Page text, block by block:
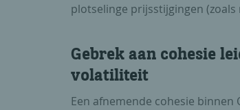
plotselinge prijsstijgingen
Gebrek aan cohesie
volatiliteit
Een afnemende cohesie binnen